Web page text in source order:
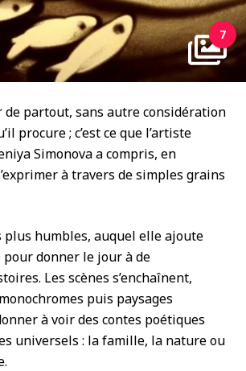
7
de partout, sans autre considération
procure ; c’est ce que l’artiste
Simonova a compris, en
à travers de simples grains
plus humbles, auquel elle ajoute
donner le jour à de
Les scènes s’enchaînent,
puis paysages
à voir des contes poétiques
universels : la famille, la nature ou